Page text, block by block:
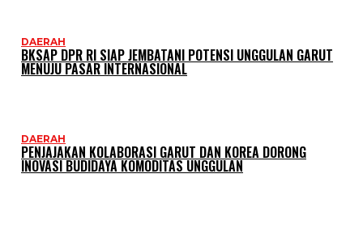
DAERAH
BKSAP DPR RI SIAP JEMBATANI POTENSI UNGGULAN GARUT
MENUJU PASAR INTERNASIONAL
DAERAH
PENJAJAKAN KOLABORASI GARUT DAN KOREA DORONG
INOVASI BUDIDAYA KOMODITAS UNGGULAN